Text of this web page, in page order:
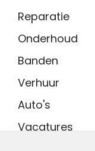
Reparatie
Onderhoud
Banden
Verhuur
Auto's
Vacatures